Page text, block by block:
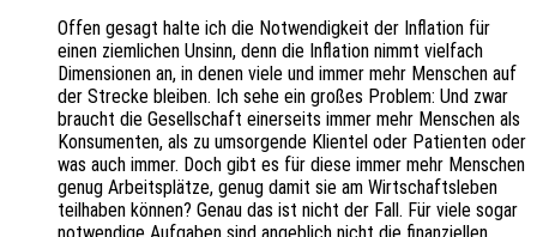
Offen gesagt halte ich die Notwen­dig­keit der Infla­ti­on für
einen ziem­li­chen Unsinn, denn die Infla­ti­on nimmt viel­fach
Dimen­sio­nen an, in denen viele und immer mehr Menschen auf
der Stre­cke blei­ben. Ich sehe ein großes Problem: Und zwar
braucht die Gesell­schaft einer­seits immer mehr Menschen als
Konsu­men­ten, als zu umsor­gen­de Klien­tel oder Pati­en­ten oder
was auch immer. Doch gibt es für diese immer mehr Menschen
genug Arbeits­plät­ze, genug damit sie am Wirt­schafts­le­ben
teil­ha­ben können? Genau das ist nicht der Fall. Für viele sogar